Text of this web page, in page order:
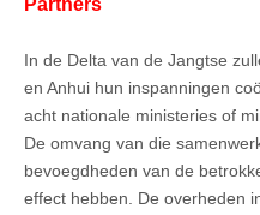
Partners
In de Delta van de Jangtse
en Anhui hun inspanningen
acht nationale ministeries of
De omvang van die
bevoegdheden van de
effect hebben. De overheden